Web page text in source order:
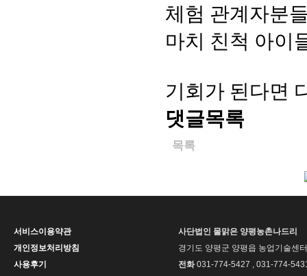
체험 관계자분
마치 친척 아이
기회가 된다면
댓글목록
목록
서비스이용약관
개인정보처리방침
사용후기
사단법인 물맑은 양평농촌나드리
경기도 양평군 양평읍 농업기술센
전화031-774-5427 , 031-774-